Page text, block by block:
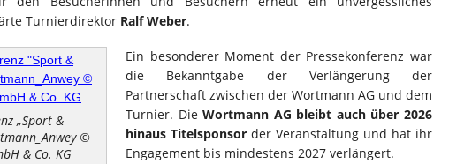
Turnierdirektor Ralf Weber.
„Sport &
©
& Co. KG
Ein besonderer Moment der Pressekonferenz war
die Bekanntgabe der Verlängerung der
Partnerschaft zwischen der Wortmann AG und dem
Turnier. DieWortmann AG bleibt auch über 2026
hinaus Titelsponsor der Veranstaltung und hat ihr
Engagement bis mindestens 2027 verlängert.